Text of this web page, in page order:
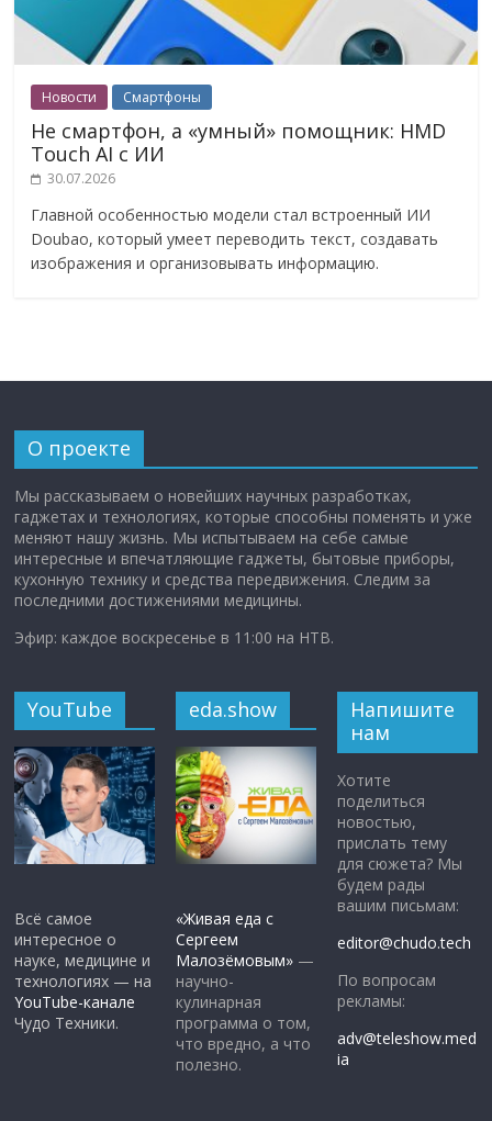
Новости Смартфоны
Не смартфон, а «умный» помощник: HMD
Touch AI с ИИ
30.07.2026
Главной особенностью модели стал встроенный ИИ
Doubao, который умеет переводить текст, создавать
изображения и организовывать информацию.
О проекте
Мы рассказываем о новейших научных разработках,
гаджетах и технологиях, которые способны поменять и уже
меняют нашу жизнь. Мы испытываем на себе самые
интересные и впечатляющие гаджеты, бытовые приборы,
кухонную технику и средства передвижения. Следим за
последними достижениями медицины.
Эфир: каждое воскресенье в 11:00 на НТВ.
YouTube
Всё самое
интересное о
науке, медицине и
технологиях — на
YouTube-канале
Чудо Техники.
eda.show
«Живая еда с
Сергеем
Малозёмовым» —
научно-
кулинарная
программа о том,
что вредно, а что
полезно.
Напишите
нам
Хотите
поделиться
новостью,
прислать тему
для сюжета? Мы
будем рады
вашим письмам:
editor@chudo.tech
По вопросам
рекламы:
adv@teleshow.med
ia